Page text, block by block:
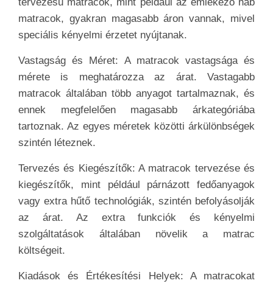
tervezésű matracok, mint például az emlékező hab
matracok, gyakran magasabb áron vannak, mivel
speciális kényelmi érzetet nyújtanak.
Vastagság és Méret: A matracok vastagsága és
mérete is meghatározza az árat. Vastagabb
matracok általában több anyagot tartalmaznak, és
ennek megfelelően magasabb árkategóriába
tartoznak. Az egyes méretek közötti árkülönbségek
szintén léteznek.
Tervezés és Kiegészítők: A matracok tervezése és
kiegészítők, mint például párnázott fedőanyagok
vagy extra hűtő technológiák, szintén befolyásolják
az árat. Az extra funkciók és kényelmi
szolgáltatások általában növelik a matrac
költségeit.
Kiadások és Értékesítési Helyek: A matracokat